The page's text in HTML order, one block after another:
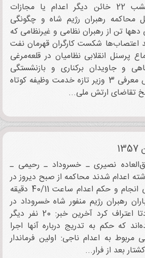
روزنامه اطلاعات: امشب 22 خائن دیگر اعدام یا مجازات
محاکمه رهبران رژیم شاه و چگونگی
دهها تن از رهبران نظامی و غیرنظامی که
اعتصاب‌ها شکست کارگران قهرمان نفت
پرسنل انقلابی نظامیان در قلعه‌مرغی
و جاویدان برکناری و بازنشستگی
گروهی از امرای ارتش معرفی 3 وزیر تازه خدمت وظیفه کوتاه
تقاضای ارتش ملی...
نصیری ـ خسروداد ـ رحیمی ـ
اعدام شدند محاکمه از صبح دیروز در
دادگاه انقلاب اسلامی انجام و حکم اعدام ساعت 40/11 دقیقه
رهبران رژیم منفور شاه خسروداد در
دادگاه به توطئه کودتا اعتراف کرد آخرین خبر: 20 نفر دیگر
که حکم به تدریج درباره آنها اجرا
به اعدام ناجی: اولین فرماندار
بعد از فرار...